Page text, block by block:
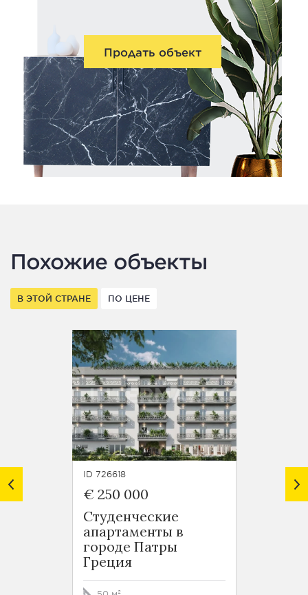
Продать объект
Похожие объекты
В ЭТОЙ СТРАНЕ ПО ЦЕНЕ
ID 726618
€ 250 000
Студенческие
апартаменты в
городе Патры
Греция
€